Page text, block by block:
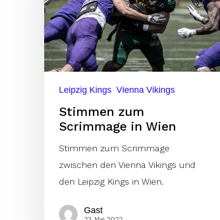
in
Wien
Leipzig Kings Vienna Vikings
Stimmen zum
Scrimmage in Wien
Stimmen zum Scrimmage
zwischen den Vienna Vikings und
den Leipzig Kings in Wien.
Gast